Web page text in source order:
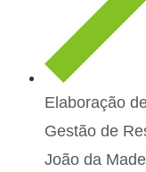
Elaboração
Gestão de
João da